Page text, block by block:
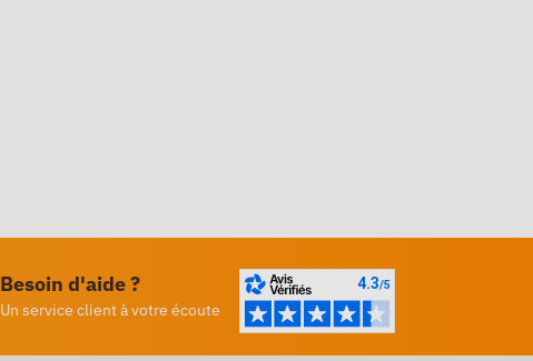
Besoin d'aide ?
Un service client à votre écoute